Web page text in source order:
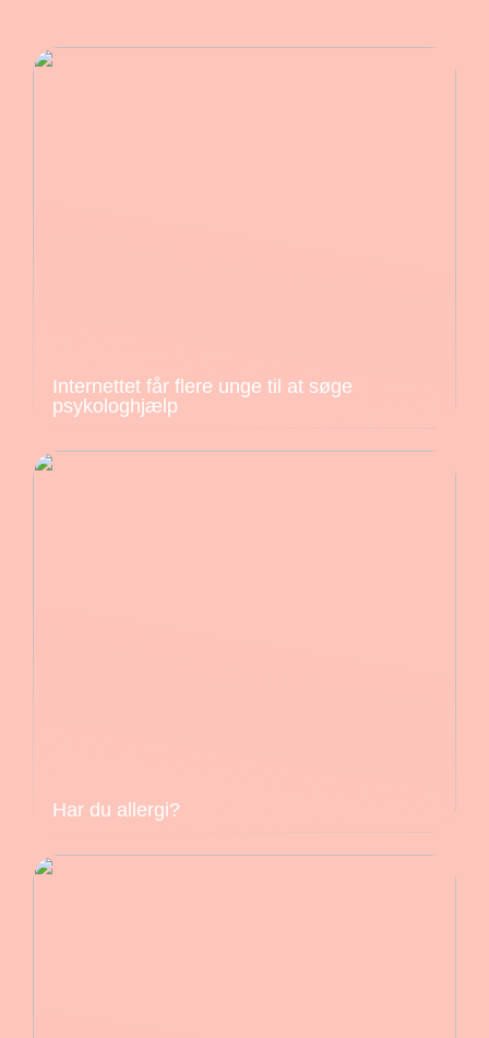
Internettet får flere unge til at søge
psykologhjælp
Har du allergi?